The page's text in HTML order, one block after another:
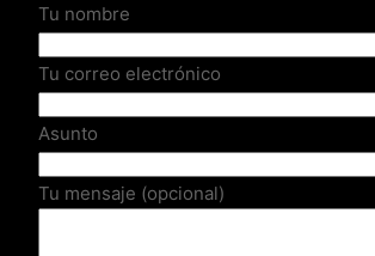
Tu nombre
Tu correo electrónico
Asunto
Tu mensaje (opcional)